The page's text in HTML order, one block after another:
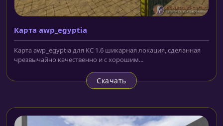
Карта awp_egyptia
Карта awp_egyptia для КС 1.6 шикарная локация, сделанная
чрезвычайно качественно и с хорошим...
Скачать